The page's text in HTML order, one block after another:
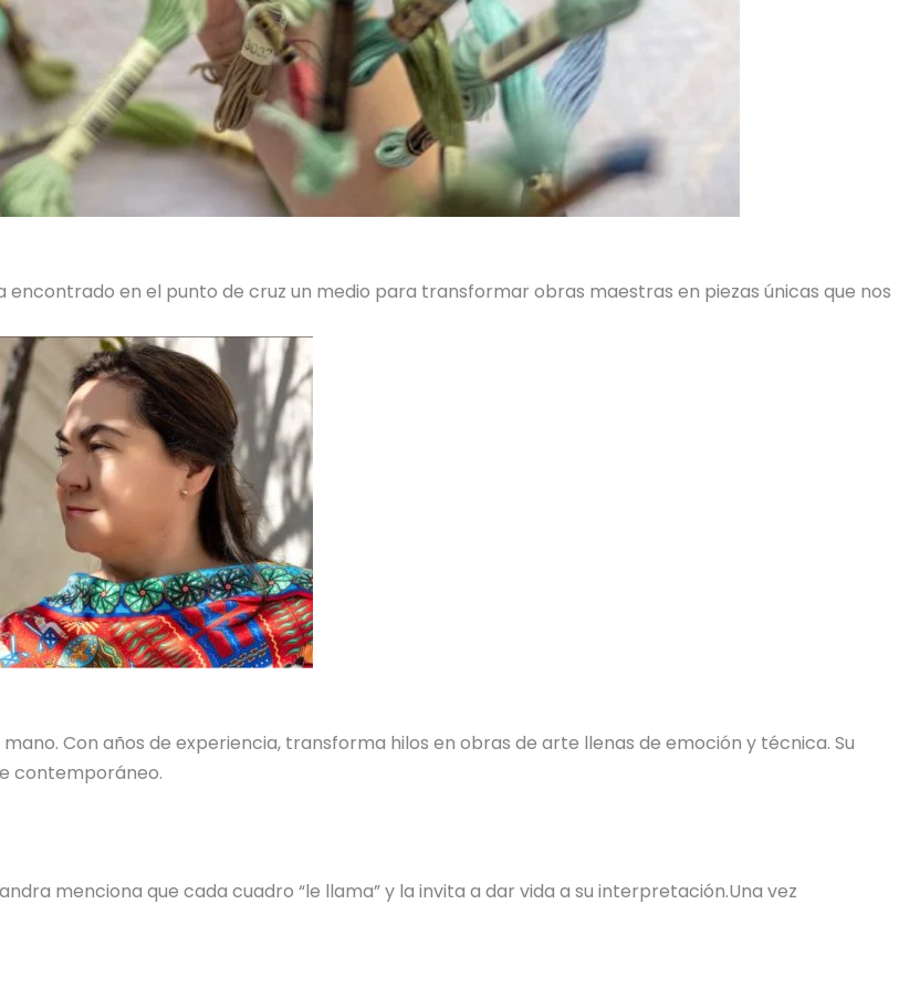
encontrado en el punto de cruz un medio para transformar obras maestras en piezas únicas que nos
Con años de experiencia, transforma hilos en obras de arte llenas de emoción y técnica. Su
contemporáneo.
menciona que cada cuadro “le llama” y la invita a dar vida a su interpretación.Una vez